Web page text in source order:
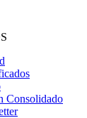
Consolidado